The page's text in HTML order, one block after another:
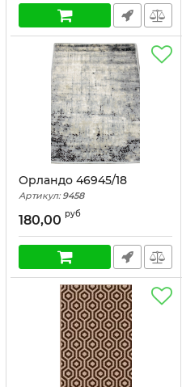
Орландо 46945/18
Артикул: 9458
180,00 руб